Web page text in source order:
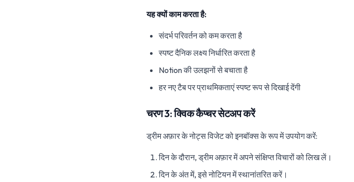
यह क्यों काम करता है:
संदर्भ परिवर्तन को कम करता है
स्पष्ट दैनिक लक्ष्य निर्धारित करता है
Notion की उलझनों से बचाता है
हर नए टैब पर प्राथमिकताएं स्पष्ट रूप से दिखाई देंगी
चरण 3: क्विक कैप्चर सेटअप करें
ड्रीम अफ़ार के नोट्स विजेट को इनबॉक्स के रूप में उपयोग करें:
दिन के दौरान, ड्रीम अफ़ार में अपने संक्षिप्त विचारों को लिख लें।
दिन के अंत में, इसे नोटियन में स्थानांतरित करें।